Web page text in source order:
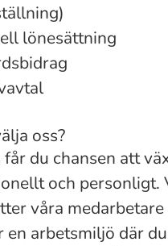
lönesättning
oss?
får du chansen att
och personligt.
våra
en arbetsmiljö där